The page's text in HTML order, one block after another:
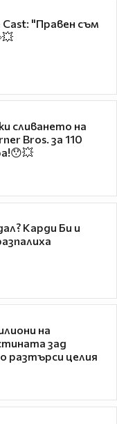
Cast: "Правен съм
сливането на
Bros. за 110
Карди Би и
на
зад
разтърси целия